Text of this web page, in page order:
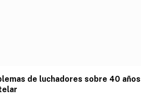
de luchadores sobre 40 años